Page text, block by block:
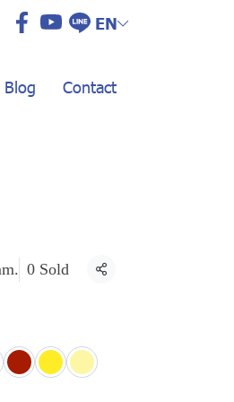
EN
Blog Contact
0 Sold
Share